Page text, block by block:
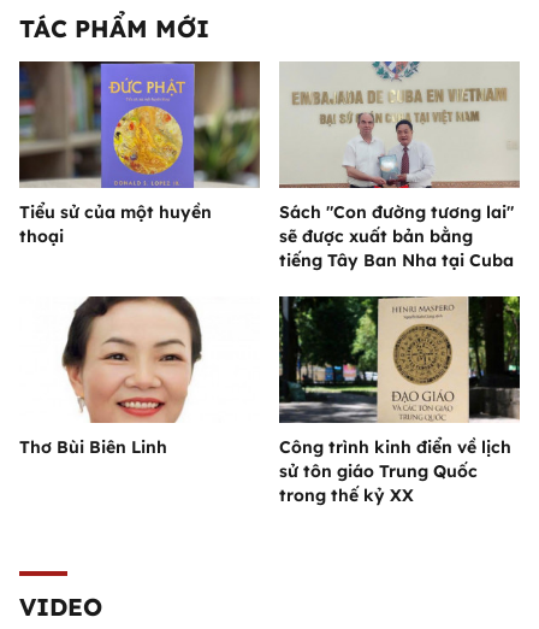
TÁC PHẨM MỚI
Tiểu sử của một huyền
thoại
Sách "Con đường tương lai"
sẽ được xuất bản bằng
tiếng Tây Ban Nha tại Cuba
Thơ Bùi Biên Linh
Công trình kinh điển về lịch
sử tôn giáo Trung Quốc
trong thế kỷ XX
VIDEO